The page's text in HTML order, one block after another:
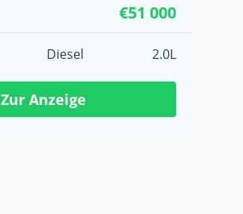
€51 000
Diesel 2.0L
Zur Anzeige